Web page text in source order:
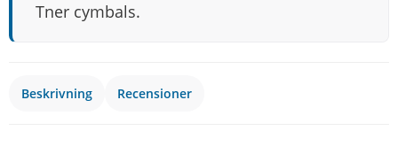
Tner cymbals.
Beskrivning Recensioner